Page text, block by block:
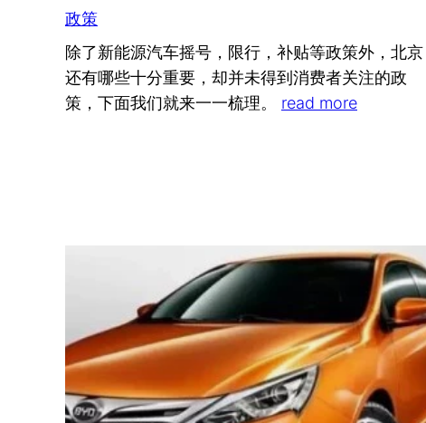
政策
除了新能源汽车摇号，限行，补贴等政策外，北京
还有哪些十分重要，却并未得到消费者关注的政
策，下面我们就来一一梳理。 read more